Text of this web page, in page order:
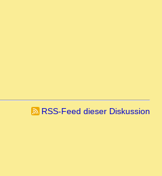
RSS-Feed dieser Diskussion